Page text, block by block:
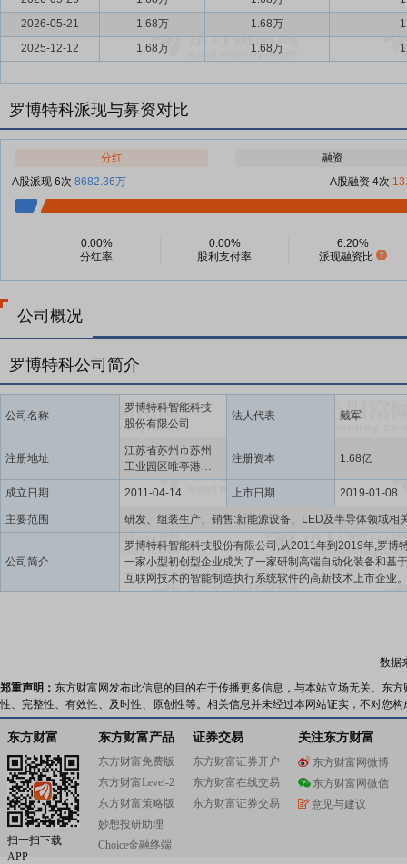
2026-05-21
1.68万 1.68万
2025-12-12
1.68万 1.68万
罗博特科派现与募资对比
分红
融资
A股派现 6次 8682.36万 A股融资 4次
0.00%
分红率
0.00%
股利支付率
6.20%
派现融资比
公司概况
罗博特科公司简介
公司名称
罗博特科智能科技
股份有限公司
法人代表 戴军
注册地址
江苏省苏州市苏州
工业园区唯亭港浪
路3号
注册资本 1.68亿
成立日期 2011-04-14 上市日期 2019-01-08
主要范围
公司简介
罗博特科智能科技股份有限公司,从2011年到2019年,罗博
一家小型初创型企业成为了一家研制高端自动化装备和基
互联网技术的智能制造执行系统软件的高新技术上市企业
持续推动技术创新,赋能国家支柱产业和战略性新兴产业,致
数据
郑重声明： 东方财富网发布此信息的目的在于传播更多信息，与本站立场无关。东
性、完整性、有效性、及时性、原创性等。相关信息并未经过本网站证实，不对您
东方财富
扫一扫下载
APP
东方财富产品
东方财富免费版
东方财富Level-2
东方财富策略版
妙想投研助理
Choice金融终端
证券交易
东方财富证券开户
东方财富在线交易
东方财富证券交易
关注东方财富
东方财富网微博
东方财富网微信
意见与建议